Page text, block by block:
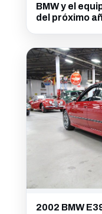
BMW y el
del próximo
2002 BMW